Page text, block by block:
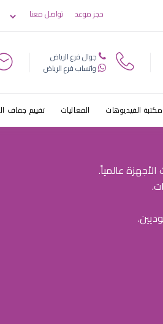
حجز موعد تواصل معنا
جوال فرع الرياض
واتساب فرع الرياض
مكتبة الفيديوهات الفعاليات تقييم جفاف
عالمياً.